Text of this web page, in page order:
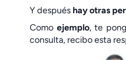
Y después hay otras
Como ejemplo, te
consulta, recibo esta